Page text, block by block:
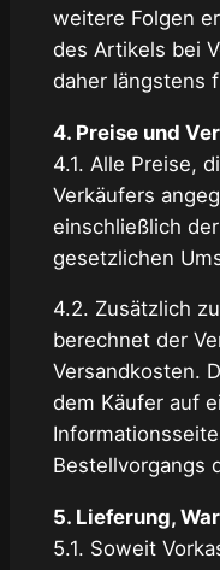
weitere Folgen
des Artikels bei
daher längstens
4. Preise und
4.1. Alle Preise,
Verkäufers
einschließlich
gesetzlichen
4.2. Zusätzlich
berechnet der
Versandkosten.
dem Käufer auf
Bestellvorgangs
5. Lieferung,
5.1. Soweit